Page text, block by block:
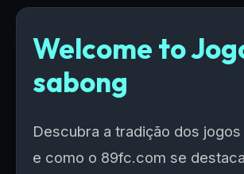
Welcome to
sabong
Descubra a tradição dos
e como o 89fc.com se